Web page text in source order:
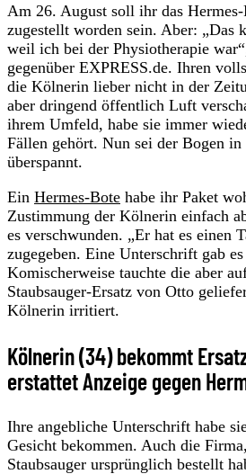
Am 26. August soll ihr das Hermes-
zugestellt worden sein. Aber: „Das
weil ich bei der Physiotherapie
gegenüber EXPRESS.de. Ihren
die Kölnerin lieber nicht in der
aber dringend öffentlich Luft
ihrem Umfeld, habe sie immer
Fällen gehört. Nun sei der Bogen in
überspannt.
Ein Hermes-Bote habe ihr Paket
Zustimmung der Kölnerin einfach
es verschwunden. „Er hat es einen
zugegeben. Eine Unterschrift gab
Komischerweise tauchte die aber
Staubsauger-Ersatz von Otto
Kölnerin irritiert.
Kölnerin (34) bekommt
erstattet Anzeige gegen
Ihre angebliche Unterschrift habe
Gesicht bekommen. Auch die
Staubsauger ursprünglich bestellt